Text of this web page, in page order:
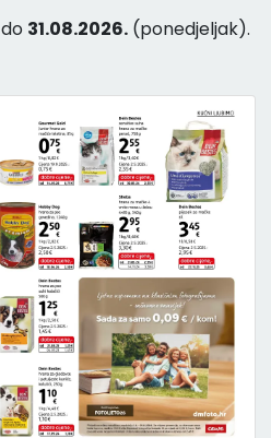
do 31.08.2026. (ponedjeljak).